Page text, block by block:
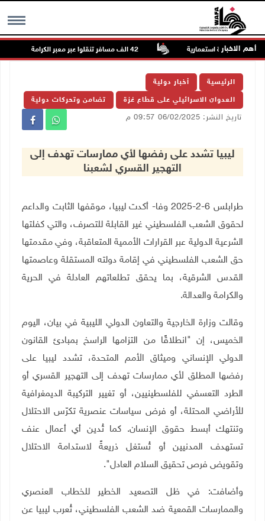
MENU أهم الاخبار
بؤرة استعمارية
الرئيسية أخبار دولية
العدوان الاسرائيلي على قطاع غزة تضامن وتحركات دولية
تاريخ النشر: 06/02/2025 09:57 م
ليبيا تشدد على رفضها لأي ممارسات تهدف إلى
التهجير القسري لشعبنا
طرابلس 6-2-2025 وفا- أكدت ليبيا، موقفها الثابت والداعم
لحقوق الشعب الفلسطيني غير القابلة للتصرف، والتي كفلتها
الشرعية الدولية عبر القرارات الأممية المتعاقبة، وفي مقدمتها
حق الشعب الفلسطيني في إقامة دولته المستقلة وعاصمتها
القدس الشرقية، بما يحقق تطلعاتهم العادلة في الحرية
والكرامة والعدالة.
وقالت وزارة الخارجية والتعاون الدولي الليبية في بيان، اليوم
الخميس، إن "انطلاقًا من التزامها الراسخ بمبادئ القانون
الدولي الإنساني وميثاق الأمم المتحدة، تشدد ليبيا على
رفضها المطلق لأي ممارسات تهدف إلى التهجير القسري أو
الطرد التعسفي للفلسطينيين، أو تغيير التركيبة الديمغرافية
للأراضي المحتلة، أو فرض سياسات عنصرية تكرّس الاحتلال
وتنتهك أبسط حقوق الإنسان. كما تُدين أي أعمال عنف
تستهدف المدنيين أو تُستغل ذريعةً لاستدامة الاحتلال
وتقويض فرص تحقيق السلام العادل".
وأضافت: في ظل التصعيد الخطير للخطاب العنصري
والممارسات القمعية ضد الشعب الفلسطيني، تُعرب ليبيا عن